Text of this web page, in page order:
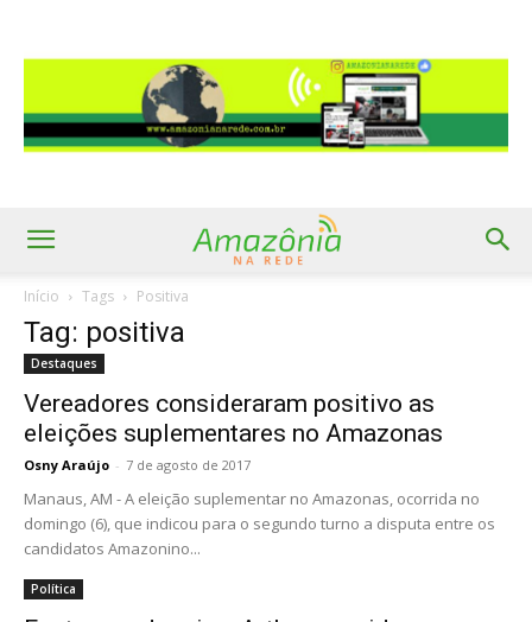
Início Tags Positiva
Tag: positiva
Destaques
Vereadores consideraram positivo as
eleições suplementares no Amazonas
Osny Araújo - 7 de agosto de 2017
Manaus, AM - A eleição suplementar no Amazonas, ocorrida no
domingo (6), que indicou para o segundo turno a disputa entre os
candidatos Amazonino...
Política